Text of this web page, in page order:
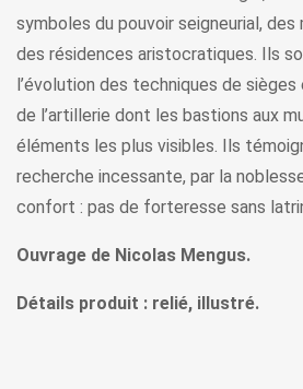
symboles du pouvoir seigneurial,
des résidences aristocratiques. Ils
l’évolution des techniques de
de l’artillerie dont les bastions aux
éléments les plus visibles. Ils
recherche incessante, par la
confort : pas de forteresse sans
Ouvrage de Nicolas Mengus.
Détails produit : relié, illustré.